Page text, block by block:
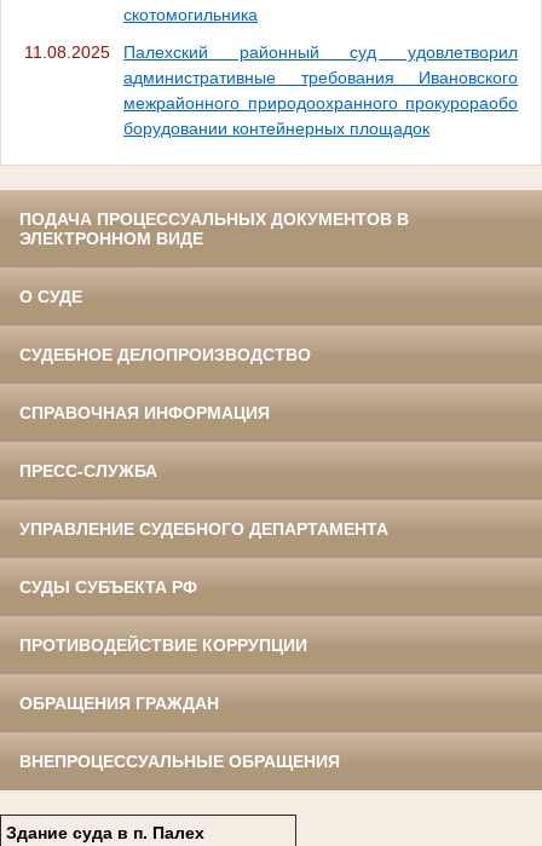
скотомогильника
11.08.2025
Палехский районный суд удовлетворил
административные требования Ивановского
межрайонного природоохранного прокурораобо
борудовании контейнерных площадок
ПОДАЧА ПРОЦЕССУАЛЬНЫХ ДОКУМЕНТОВ В
ЭЛЕКТРОННОМ ВИДЕ
О СУДЕ
СУДЕБНОЕ ДЕЛОПРОИЗВОДСТВО
СПРАВОЧНАЯ ИНФОРМАЦИЯ
ПРЕСС-СЛУЖБА
УПРАВЛЕНИЕ СУДЕБНОГО ДЕПАРТАМЕНТА
СУДЫ СУБЪЕКТА РФ
ПРОТИВОДЕЙСТВИЕ КОРРУПЦИИ
ОБРАЩЕНИЯ ГРАЖДАН
ВНЕПРОЦЕССУАЛЬНЫЕ ОБРАЩЕНИЯ
Здание суда в п. Палех